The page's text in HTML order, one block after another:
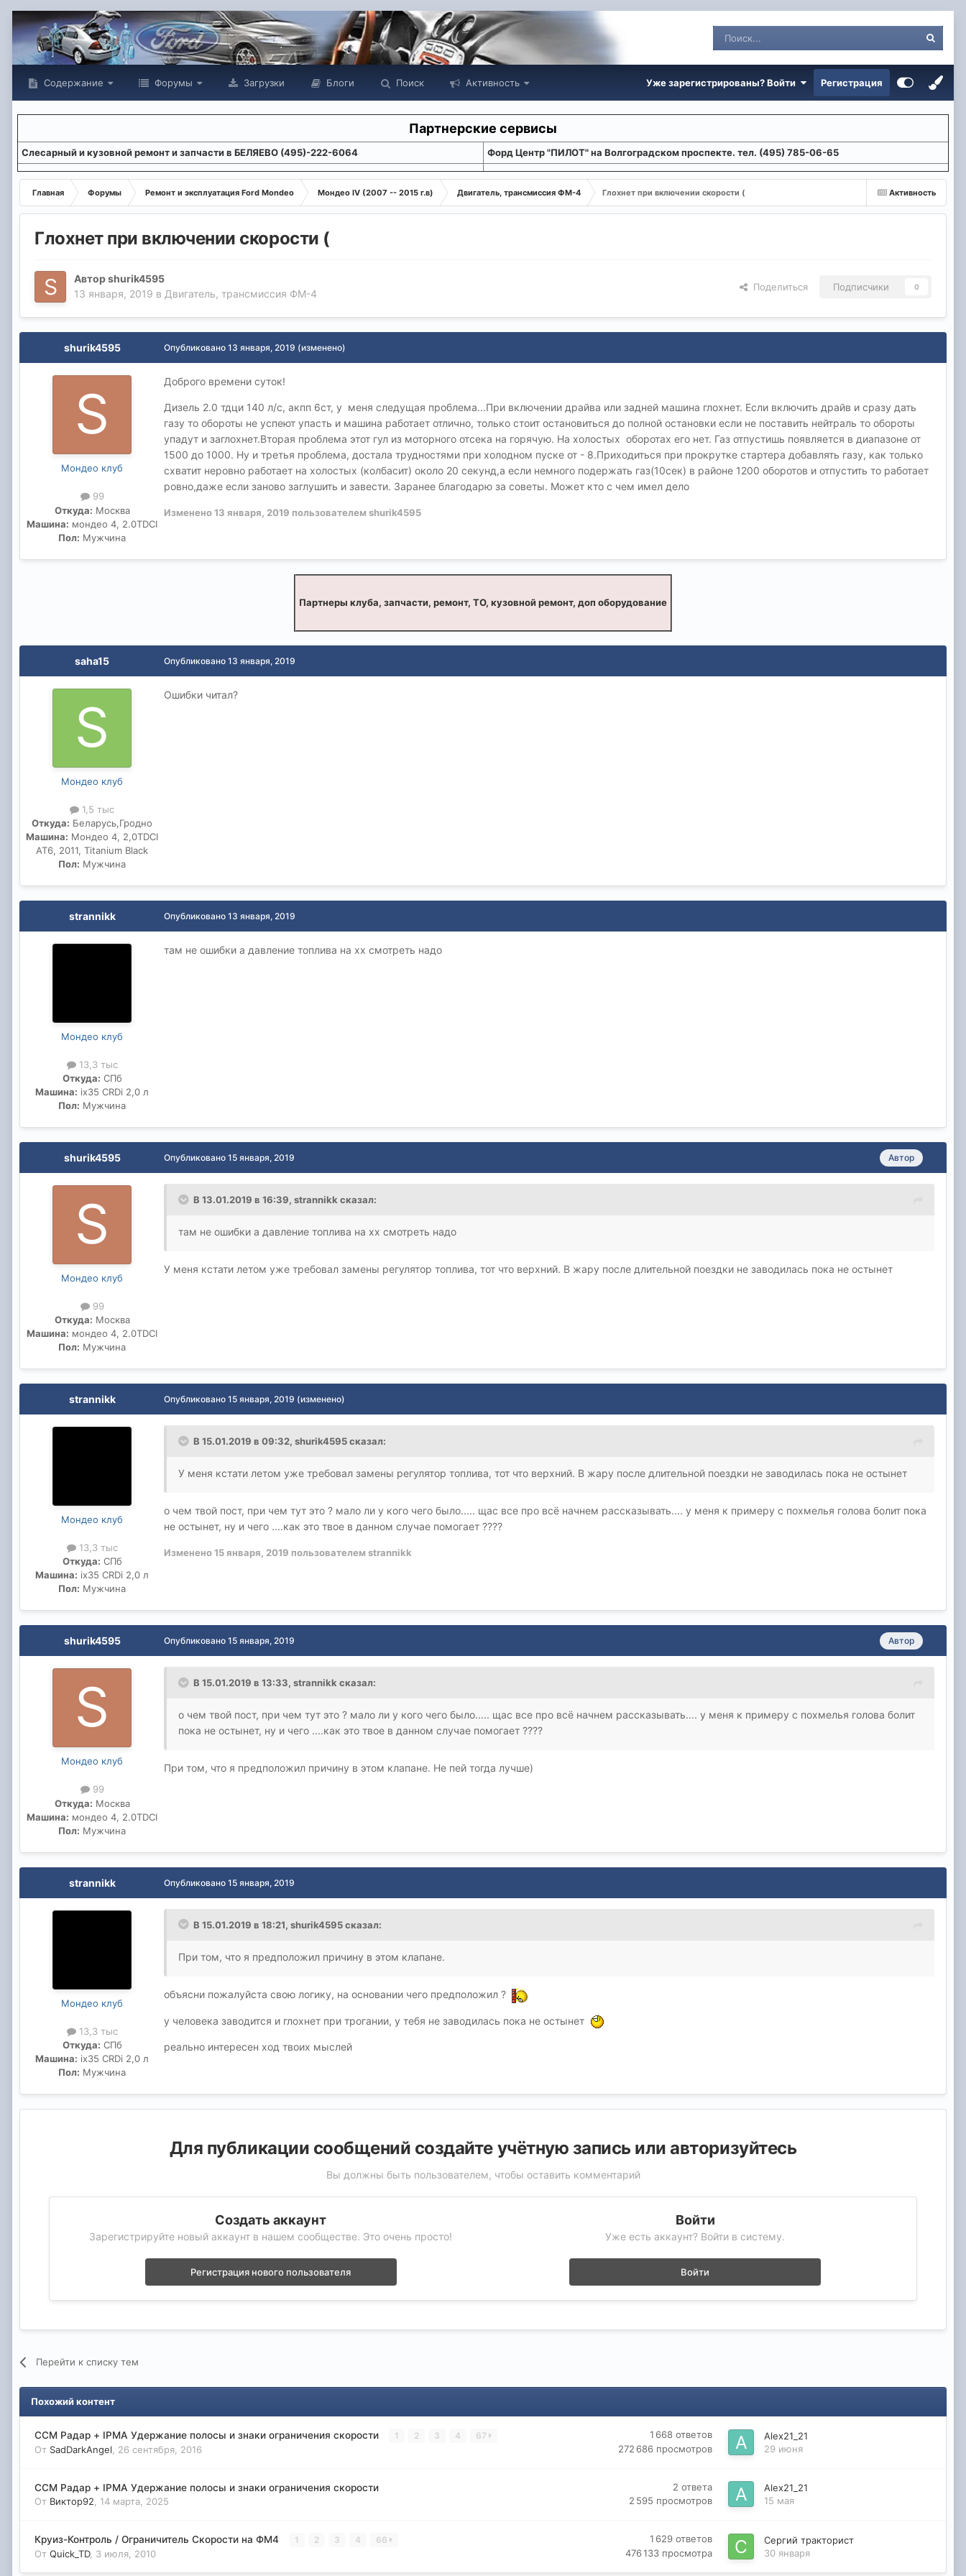
Содержание Форумы Загрузки Блоги Поиск Активность Уже зарегистрированы? Войти Регистрация
Партнерские сервисы
Слесарный и кузовной ремонт и запчасти в БЕЛЯЕВО (495)-222-6064 Форд Центр "ПИЛОТ" на Волгоградском проспекте. тел. (495) 785-06-65
Активность
Главная Форумы Ремонт и эксплуатация Ford Mondeo Мондео IV (2007 -- 2015 г.в) Двигатель, трансмиссия ФМ-4 Глохнет при включении скорости (
Глохнет при включении скорости (
Авторshurik4595
13 января, 2019 в Двигатель, трансмиссия ФМ-4
Поделиться Подписчики 0
shurik4595
Мондео клуб
99
Откуда: Москва
Машина: мондео 4, 2.0TDCI
Пол: Мужчина
Опубликовано 13 января, 2019 (изменено)
Доброго времени суток!
Дизель 2.0 тдци 140 л/с, акпп 6ст, у меня следущая проблема...При включении драйва или задней машина глохнет. Если включить драйв и сразу дать
газу то обороты не успеют упасть и машина работает отлично, только стоит остановиться до полной остановки если не поставить нейтраль то обороты
упадут и заглохнет.Вторая проблема этот гул из моторного отсека на горячую. На холостых оборотах его нет. Газ отпустишь появляется в диапазоне от
1500 до 1000. Ну и третья проблема, достала трудностями при холодном пуске от - 8.Приходиться при прокрутке стартера добавлять газу, как только
схватит неровно работает на холостых (колбасит) около 20 секунд,а если немного подержать газ(10сек) в районе 1200 оборотов и отпустить то работает
ровно,даже если заново заглушить и завести. Заранее благодарю за советы. Может кто с чем имел дело
Изменено13 января, 2019 пользователем shurik4595
Партнеры клуба, запчасти, ремонт, ТО, кузовной ремонт, доп оборудование
saha15
Мондео клуб
1,5 тыс
Откуда: Беларусь,Гродно
Машина: Мондео 4, 2,0TDCI
AT6, 2011, Titanium Black
Пол: Мужчина
Опубликовано 13 января, 2019
Ошибки читал?
strannikk
Мондео клуб
13,3 тыс
Откуда: СПб
Машина: ix35 CRDi 2,0 л
Пол: Мужчина
Опубликовано 13 января, 2019
там не ошибки а давление топлива на хх смотреть надо
shurik4595
Мондео клуб
99
Откуда: Москва
Машина: мондео 4, 2.0TDCI
Пол: Мужчина
Автор
Опубликовано 15 января, 2019
В 13.01.2019 в 16:39, strannikk сказал:
там не ошибки а давление топлива на хх смотреть надо
У меня кстати летом уже требовал замены регулятор топлива, тот что верхний. В жару после длительной поездки не заводилась пока не остынет
strannikk
Мондео клуб
13,3 тыс
Откуда: СПб
Машина: ix35 CRDi 2,0 л
Пол: Мужчина
Опубликовано 15 января, 2019 (изменено)
В 15.01.2019 в 09:32, shurik4595сказал:
У меня кстати летом уже требовал замены регулятор топлива, тот что верхний. В жару после длительной поездки не заводилась пока не остынет
о чем твой пост, при чем тут это ? мало ли у кого чего было..... щас все про всё начнем рассказывать.... у меня к примеру с похмелья голова болит пока
не остынет, ну и чего ....как это твое в данном случае помогает ????
Изменено15 января, 2019 пользователем strannikk
shurik4595
Мондео клуб
99
Откуда: Москва
Машина: мондео 4, 2.0TDCI
Пол: Мужчина
Автор
Опубликовано 15 января, 2019
В 15.01.2019 в 13:33, strannikkсказал:
о чем твой пост, при чем тут это ? мало ли у кого чего было..... щас все про всё начнем рассказывать.... у меня к примеру с похмелья голова болит
пока не остынет, ну и чего ....как это твое в данном случае помогает ????
При том, что я предположил причину в этом клапане. Не пей тогда лучше)
strannikk
Мондео клуб
13,3 тыс
Откуда: СПб
Машина: ix35 CRDi 2,0 л
Пол: Мужчина
Опубликовано 15 января, 2019
В 15.01.2019 в 18:21, shurik4595сказал:
При том, что я предположил причину в этом клапане.
объясни пожалуйста свою логику, на основании чего предположил ?
у человека заводится и глохнет при трогании, у тебя не заводилась пока не остынет
реально интересен ход твоих мыслей
Для публикации сообщений создайте учётную запись или авторизуйтесь
Вы должны быть пользователем, чтобы оставить комментарий
Создать аккаунт
Зарегистрируйте новый аккаунт в нашем сообществе. Это очень просто!
Регистрация нового пользователя
Войти
Уже есть аккаунт? Войти в систему.
Войти
Перейти к списку тем
Похожий контент
CCM Радар + IPMA Удержание полосы и знаки ограничения скорости 1 2 3 4 67
От SadDarkAngel 26 сентября, 2016
1 668 ответов
272 686 просмотров
Alex21_21
29 июня
CCM Радар + IPMA Удержание полосы и знаки ограничения скорости
От Виктор92 14 марта, 2025
2 ответа
2 595 просмотров
Alex21_21
15 мая
Круиз-Контроль / Ограничитель Скорости на ФМ4 1 2 3 4 66
От Quick_TD, 3 июля, 2010
1 629 ответов
476 133 просмотра
Сергий тракторист
30 января